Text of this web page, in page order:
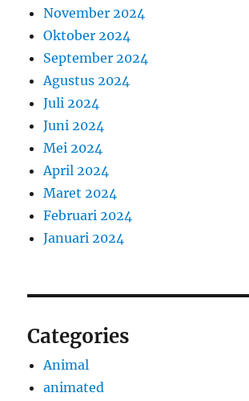
November 2024
Oktober 2024
September 2024
Agustus 2024
Juli 2024
Juni 2024
Mei 2024
April 2024
Maret 2024
Februari 2024
Januari 2024
Categories
Animal
animated